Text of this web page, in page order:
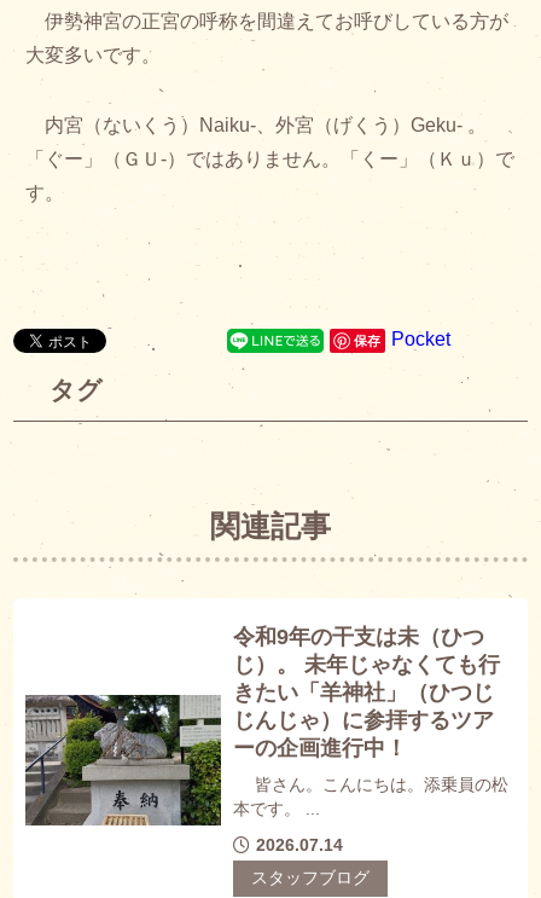
伊勢神宮の正宮の呼称を間違えてお呼びしている方が
大変多いです。
内宮（ないくう）Naiku-、外宮（げくう）Geku- 。
「ぐー」（ＧＵ-）ではありません。「くー」（Ｋｕ）で
す。
保存 Pocket
タグ
関連記事
令和9年の干支は未（ひつ
じ）。 未年じゃなくても行
きたい「羊神社」（ひつじ
じんじゃ）に参拝するツア
ーの企画進行中！
皆さん。こんにちは。添乗員の松
本です。 ...
2026.07.14
スタッフブログ